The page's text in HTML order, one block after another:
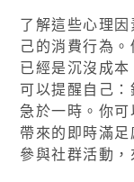
了解這些心理
己的消費行為
已經是沉沒成
可以提醒自己
急於一時。你
帶來的即時滿
參與社群活動